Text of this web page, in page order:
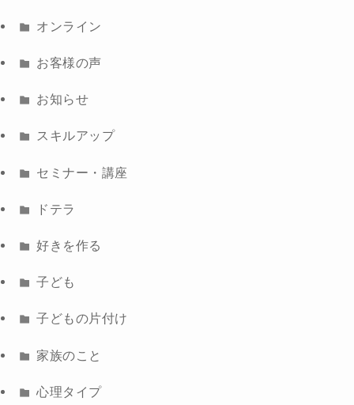
オンライン
お客様の声
お知らせ
スキルアップ
セミナー・講座
ドテラ
好きを作る
子ども
子どもの片付け
家族のこと
心理タイプ